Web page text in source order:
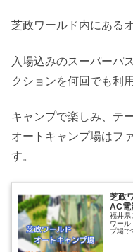
芝政ワールド内にある
入場込みのスーパーパ
クションを何回でも利
キャンプで楽しみ、テ
オートキャンプ場はフ
す。
芝政
AC電
福井県
ワール
プ場で